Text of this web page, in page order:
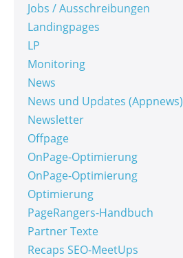
Jobs / Ausschreibungen
Landingpages
LP
Monitoring
News
News und Updates (Appnews)
Newsletter
Offpage
OnPage-Optimierung
OnPage-Optimierung
Optimierung
PageRangers-Handbuch
Partner Texte
Recaps SEO-MeetUps